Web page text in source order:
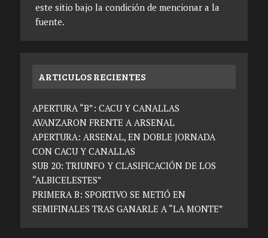
este sitio bajo la condición de mencionar a la
fuente.
ARTICULOS RECIENTES
APERTURA “B”: CACU Y CANALLAS
AVANZARON FRENTE A ARSENAL
APERTURA: ARSENAL, EN DOBLE JORNADA
CON CACU Y CANALLAS
SUB 20: TRIUNFO Y CLASIFICACIÓN DE LOS
“ALBICELESTES”
PRIMERA B: SPORTIVO SE METIÓ EN
SEMIFINALES TRAS GANARLE A “LA MONTE”